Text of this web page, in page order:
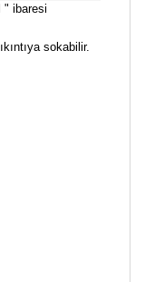
" ibaresi
sokabilir.